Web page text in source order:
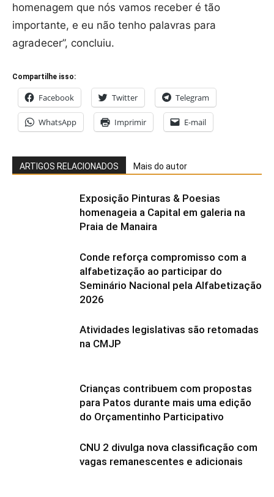
homenagem que nós vamos receber é tão
importante, e eu não tenho palavras para
agradecer”, concluiu.
Compartilhe isso:
Facebook Twitter Telegram
WhatsApp Imprimir E-mail
ARTIGOS RELACIONADOS Mais do autor
Exposição Pinturas & Poesias
homenageia a Capital em galeria na
Praia de Manaira
Conde reforça compromisso com a
alfabetização ao participar do
Seminário Nacional pela Alfabetização
2026
Atividades legislativas são retomadas
na CMJP
Crianças contribuem com propostas
para Patos durante mais uma edição
do Orçamentinho Participativo
CNU 2 divulga nova classificação com
vagas remanescentes e adicionais